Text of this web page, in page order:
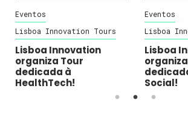
Eventos
Lisboa Innovation Tours
Lisboa Innovation
organiza Tour
dedicada à
HealthTech!
Eventos
Lisboa
Lisboa
Social!